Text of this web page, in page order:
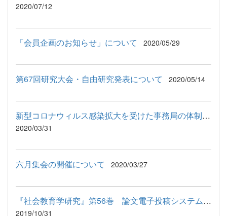
2020/07/12
「会員企画のお知らせ」について 2020/05/29
第67回研究大会・自由研究発表について 2020/05/14
新型コロナウィルス感染拡大を受けた事務局の体制について
2020/03/31
六月集会の開催について 2020/03/27
『社会教育学研究』第56巻 論文電子投稿システム稼働のお知らせ
2019/10/31